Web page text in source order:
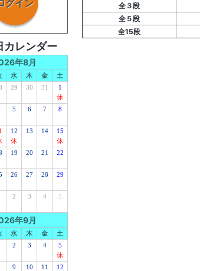
グイン
カレンダー
年8月
水 木 金
土
29 30 31
1
休
5 6 7 8
12
休
13 14
15
休
19 20 21 22
26 27 28 29
2 3 4 5
年9月
水 木 金
土
2 3 4
5
休
9 10 11 12
全３段
全５段
全15段